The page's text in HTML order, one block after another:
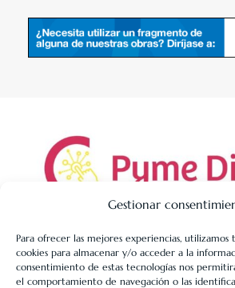
Gestionar
Para ofrecer las mejores experiencias, utilizamos
cookies para almacenar y/o acceder a la
consentimiento de estas tecnologías nos
el comportamiento de navegación o las
LIBRERÍA UNIVERSITARIA LEÓN 1980
de Fondos Europeos, cuyo objetivo es la